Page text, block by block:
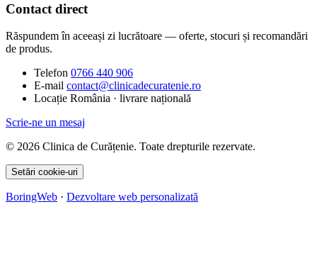
Contact direct
Răspundem în aceeași zi lucrătoare — oferte, stocuri și recomandări
de produs.
Telefon 0766 440 906
E-mail contact@clinicadecuratenie.ro
Locație România · livrare națională
Scrie-ne un mesaj
© 2026 Clinica de Curățenie. Toate drepturile rezervate.
Setări cookie-uri
BoringWeb · Dezvoltare web personalizată